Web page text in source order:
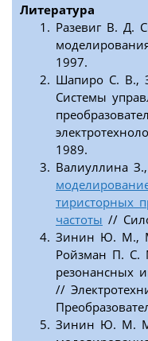
Литература
Разевиг В. Д.
1997.
Шапиро С. В.,
Системы
1989.
Валиуллина
тиристорных
частоты //
Зинин Ю. М.,
Ройзман П. С.
резонансных
//
Зинин Ю. М.